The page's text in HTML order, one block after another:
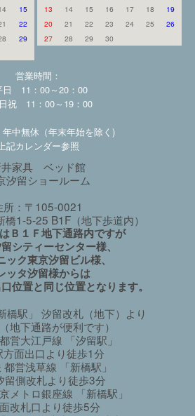
15
22
29
13
14 15 16 17 18
19
20
21 22 23 24 25
26
27
28 29 30
営業時間：
日 11：00～20：00
祝 11：00～19：00
年中無休（年末年始を除く)
記カレンダー参照
井家具 ベッド館
汐留ショールーム
所：〒105-0021
橋1-5-25 B1F（地下歩道内）
Ｂ１Ｆ地下通路内ですが
シティーセンター様、
ック東京汐留ビル様、
ッタ汐留様からは
位置と同じ位置となります。
橋駅」 汐留改札（地下）より
地下通路が便利です）
営大江戸線 「汐留駅」
方面出口より徒歩1分
営浅草線 「新橋駅」
留側改札より徒歩3分
メトロ銀座線 「新橋駅」
改札口より徒歩5分